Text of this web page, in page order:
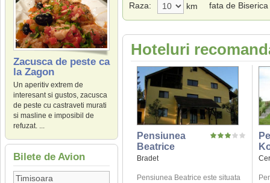
Zacusca de peste ca
la Zagon
Un aperitiv extrem de
interesant si gustos, zacusca
de peste cu castraveti murati
si masline e imposibil de
refuzat. ...
Bilete de Avion
Raza: km fata de
Hoteluri
Pensiunea
Beatrice
Bradet
Pensiunea Beatrice este situata